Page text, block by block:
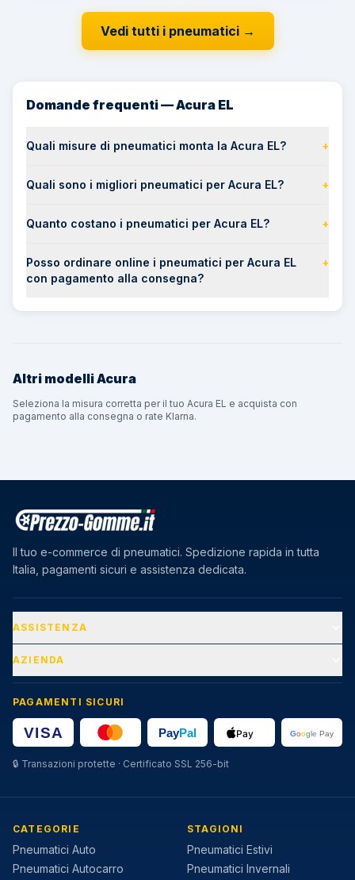
Vedi tutti i pneumatici→
Domande frequenti — Acura EL
Quali misure di pneumatici monta la Acura EL? +
Quali sono i migliori pneumatici per Acura EL? +
Quanto costano i pneumatici per Acura EL? +
Posso ordinare online i pneumatici per Acura EL
con pagamento alla consegna?
+
Altri modelliAcura
Seleziona la misura corretta per il tuo Acura EL e acquista con
pagamento alla consegna o rate Klarna.
Il tuo e-commerce di pneumatici. Spedizione rapida in tutta
Italia, pagamenti sicuri e assistenza dedicata.
ASSISTENZA
AZIENDA
PAGAMENTI SICURI
🔒 Transazioni protette · Certificato SSL 256-bit
CATEGORIE
Pneumatici Auto
Pneumatici Autocarro
STAGIONI
Pneumatici Estivi
Pneumatici Invernali